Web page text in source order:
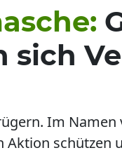
sich
Im
schützen